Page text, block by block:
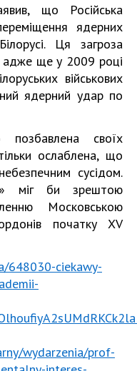
що Російська
ядерних
Ця загроза
адже ще у 2009 році
військових
ядерний удар по
своїх
ослаблена, що
сусідом.
міг би зрештою
Московською
початку XV
648030-ciekawy-
wydarzenia/prof-